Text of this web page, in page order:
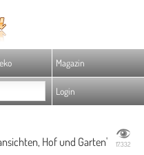
Magazin
Login
Hof und Garten' 17.332